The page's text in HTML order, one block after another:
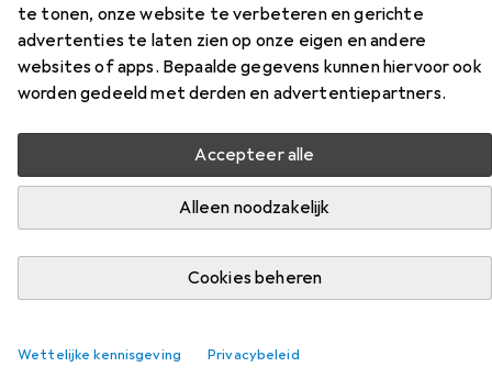
te tonen, onze website te verbeteren en gerichte
advertenties te laten zien op onze eigen en andere
websites of apps. Bepaalde gegevens kunnen hiervoor ook
worden gedeeld met derden en advertentiepartners.
Accepteer alle
Alleen noodzakelijk
Cookies beheren
Wettelijke kennisgeving Privacybeleid
Vind passende accessoires voor de PRO Bike Gear Turnix
CrMo uit de categorieën Fietstas en Accessoires voor
fietszadels.
Accessoires Voor Fietszadels